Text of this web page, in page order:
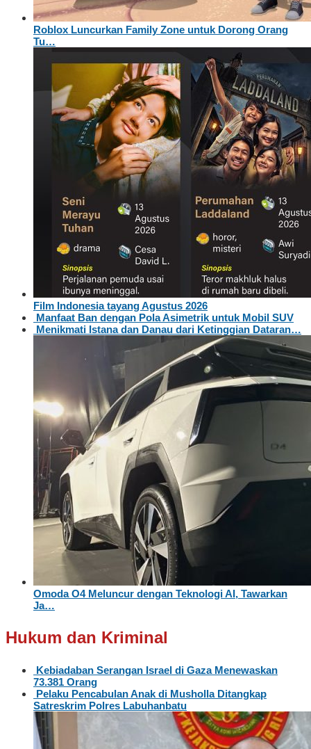
Roblox Luncurkan Family Zone untuk Dorong Orang
Tu…
Film Indonesia tayang Agustus 2026
Manfaat Ban dengan Pola Asimetrik untuk Mobil SUV
Menikmati Istana dan Danau dari Ketinggian Dataran…
Omoda O4 Meluncur dengan Teknologi AI, Tawarkan
Ja…
Hukum dan Kriminal
Kebiadaban Serangan Israel di Gaza Menewaskan
73.381 Orang
Pelaku Pencabulan Anak di Musholla Ditangkap
Satreskrim Polres Labuhanbatu